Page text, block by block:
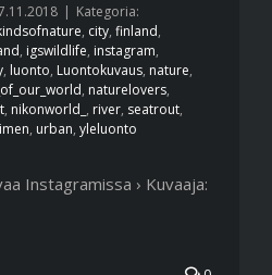
| Kategoria:
, city, finland,
, igswildlife, instagram,
, luonto, Luontokuvaus, nature,
, naturelovers,
, nikonworld_ , river, seatrout,
, urban, yleluonto
Instagramissa › Kuvaaja: